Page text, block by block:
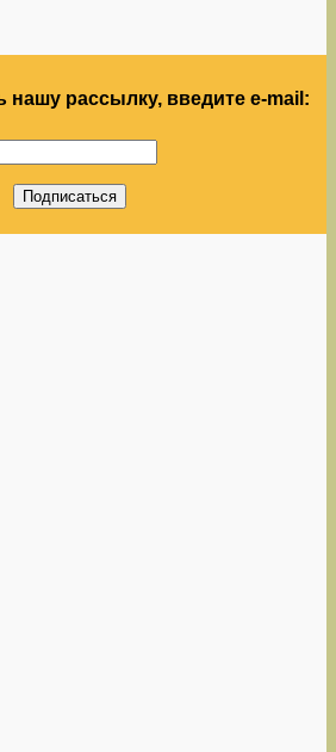
нашу рассылку, введите e-mail: